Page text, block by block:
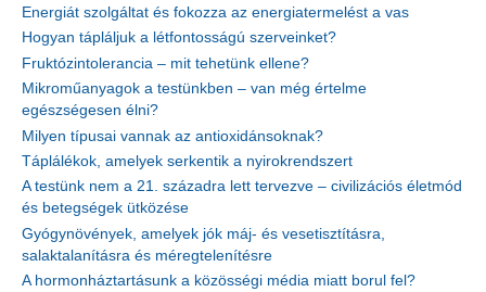
Energiát szolgáltat és fokozza az energiatermelést a vas
Hogyan tápláljuk a létfontosságú szerveinket?
Fruktózintolerancia – mit tehetünk ellene?
Mikroműanyagok a testünkben – van még értelme
egészségesen élni?
Milyen típusai vannak az antioxidánsoknak?
Táplálékok, amelyek serkentik a nyirokrendszert
A testünk nem a 21. századra lett tervezve – civilizációs életmód
és betegségek ütközése
Gyógynövények, amelyek jók máj- és vesetisztításra,
salaktalanításra és méregtelenítésre
A hormonháztartásunk a közösségi média miatt borul fel?